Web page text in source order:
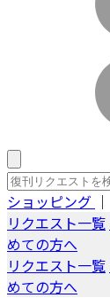
ショッピング ｜
リクエスト一覧
めての方へ
リクエスト一覧
めての方へ